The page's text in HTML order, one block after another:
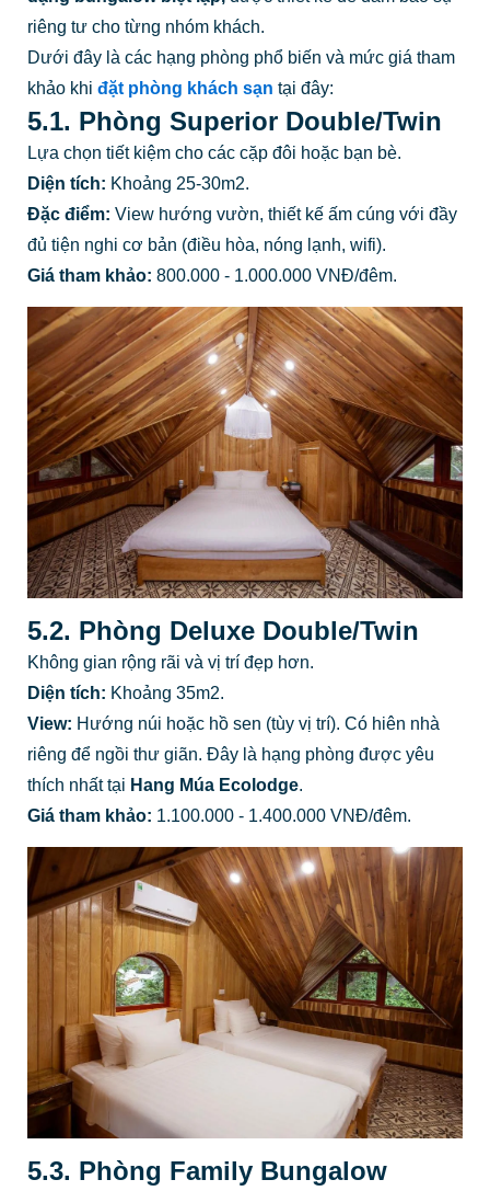
riêng tư cho từng nhóm khách.
Dưới đây là các hạng phòng phổ biến và mức giá tham
khảo khi đặt phòng khách sạn tại đây:
5.1. Phòng Superior Double/Twin
Lựa chọn tiết kiệm cho các cặp đôi hoặc bạn bè.
Diện tích: Khoảng 25-30m2.
Đặc điểm: View hướng vườn, thiết kế ấm cúng với đầy
đủ tiện nghi cơ bản (điều hòa, nóng lạnh, wifi).
Giá tham khảo: 800.000 - 1.000.000 VNĐ/đêm.
5.2. Phòng Deluxe Double/Twin
Không gian rộng rãi và vị trí đẹp hơn.
Diện tích: Khoảng 35m2.
View: Hướng núi hoặc hồ sen (tùy vị trí). Có hiên nhà
riêng để ngồi thư giãn. Đây là hạng phòng được yêu
thích nhất tại Hang Múa Ecolodge.
Giá tham khảo: 1.100.000 - 1.400.000 VNĐ/đêm.
5.3. Phòng Family Bungalow